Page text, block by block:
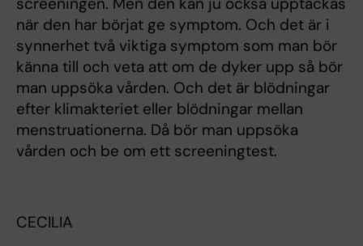
när den har börjat ge symptom. Och det är i
synnerhet två viktiga symptom som man bör
känna till och veta att om de dyker upp så bör
man uppsöka vården. Och det är blödningar
efter klimakteriet eller blödningar mellan
menstruationerna. Då bör man uppsöka
vården och be om ett screeningtest.
CECILIA